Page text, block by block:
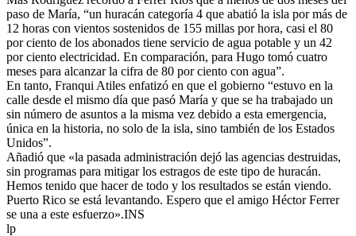
paso de María, “un huracán categoría 4 que abatió la isla por más de
12 horas con vientos sostenidos de 155 millas por hora, casi el 80
por ciento de los abonados tiene servicio de agua potable y un 42
por ciento electricidad. En comparación, para Hugo tomó cuatro
meses para alcanzar la cifra de 80 por ciento con agua”.
En tanto, Franqui Atiles enfatizó en que el gobierno “estuvo en la
calle desde el mismo día que pasó María y que se ha trabajado un
sin número de asuntos a la misma vez debido a esta emergencia,
única en la historia, no solo de la isla, sino también de los Estados
Unidos”.
Añadió que «la pasada administración dejó las agencias destruidas,
sin programas para mitigar los estragos de este tipo de huracán.
Hemos tenido que hacer de todo y los resultados se están viendo.
Puerto Rico se está levantando. Espero que el amigo Héctor Ferrer
se una a este esfuerzo».INS
lp